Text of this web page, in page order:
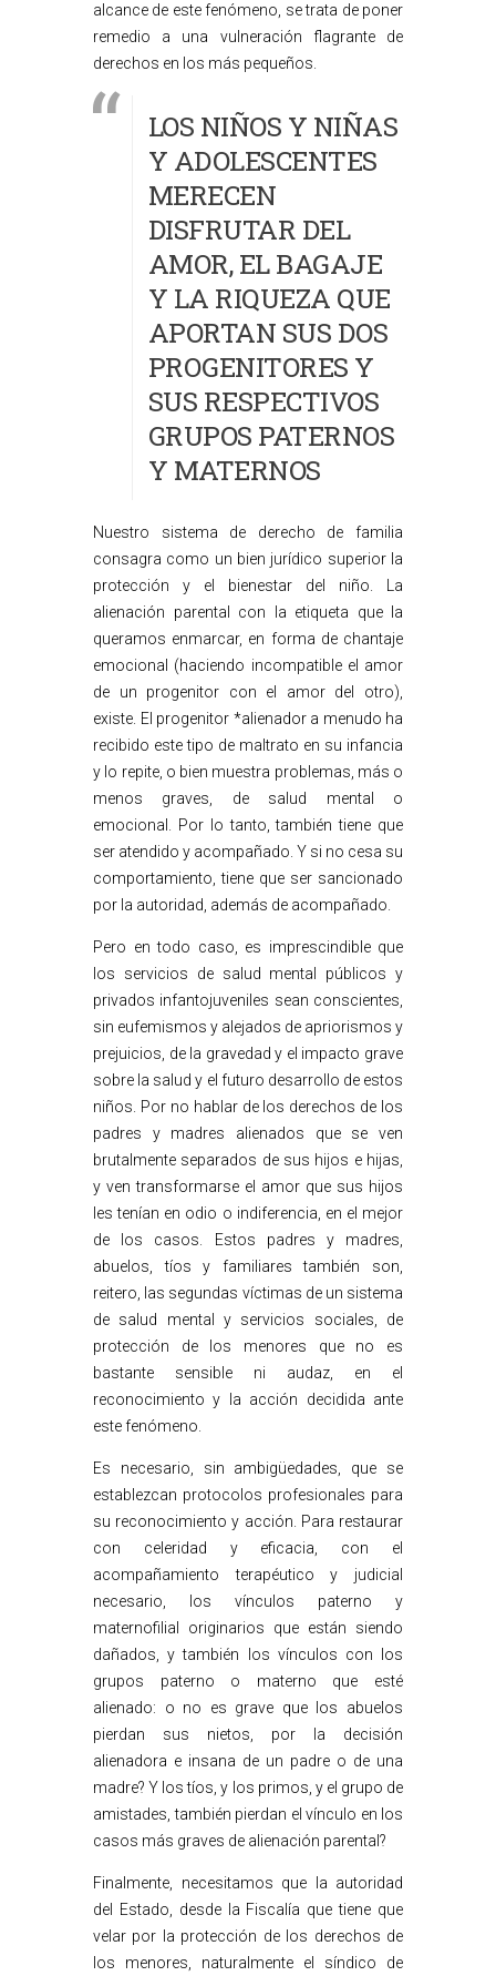
alcance de este fenómeno, se trata de poner
remedio a una vulneración flagrante de
derechos en los más pequeños.
LOS NIÑOS Y NIÑAS
Y ADOLESCENTES
MERECEN
DISFRUTAR DEL
AMOR, EL BAGAJE
Y LA RIQUEZA QUE
APORTAN SUS DOS
PROGENITORES Y
SUS RESPECTIVOS
GRUPOS PATERNOS
Y MATERNOS
Nuestro sistema de derecho de familia
consagra como un bien jurídico superior la
protección y el bienestar del niño. La
alienación parental con la etiqueta que la
queramos enmarcar, en forma de chantaje
emocional (haciendo incompatible el amor
de un progenitor con el amor del otro),
existe. El progenitor *alienador a menudo ha
recibido este tipo de maltrato en su infancia
y lo repite, o bien muestra problemas, más o
menos graves, de salud mental o
emocional. Por lo tanto, también tiene que
ser atendido y acompañado. Y si no cesa su
comportamiento, tiene que ser sancionado
por la autoridad, además de acompañado.
Pero en todo caso, es imprescindible que
los servicios de salud mental públicos y
privados infantojuveniles sean conscientes,
sin eufemismos y alejados de apriorismos y
prejuicios, de la gravedad y el impacto grave
sobre la salud y el futuro desarrollo de estos
niños. Por no hablar de los derechos de los
padres y madres alienados que se ven
brutalmente separados de sus hijos e hijas,
y ven transformarse el amor que sus hijos
les tenían en odio o indiferencia, en el mejor
de los casos. Estos padres y madres,
abuelos, tíos y familiares también son,
reitero, las segundas víctimas de un sistema
de salud mental y servicios sociales, de
protección de los menores que no es
bastante sensible ni audaz, en el
reconocimiento y la acción decidida ante
este fenómeno.
Es necesario, sin ambigüedades, que se
establezcan protocolos profesionales para
su reconocimiento y acción. Para restaurar
con celeridad y eficacia, con el
acompañamiento terapéutico y judicial
necesario, los vínculos paterno y
maternofilial originarios que están siendo
dañados, y también los vínculos con los
grupos paterno o materno que esté
alienado: o no es grave que los abuelos
pierdan sus nietos, por la decisión
alienadora e insana de un padre o de una
madre? Y los tíos, y los primos, y el grupo de
amistades, también pierdan el vínculo en los
casos más graves de alienación parental?
Finalmente, necesitamos que la autoridad
del Estado, desde la Fiscalía que tiene que
velar por la protección de los derechos de
los menores, naturalmente el síndico de